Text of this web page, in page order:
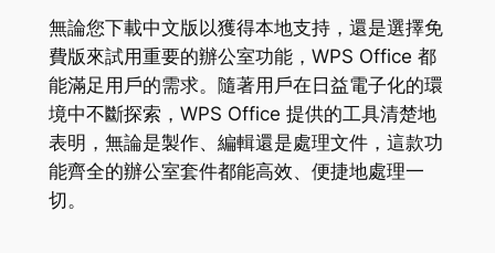
無論您下載中文版以獲得本地支持，還是選擇免
費版來試用重要的辦公室功能，WPS Office 都
能滿足用戶的需求。隨著用戶在日益電子化的環
境中不斷探索，WPS Office 提供的工具清楚地
表明，無論是製作、編輯還是處理文件，這款功
能齊全的辦公室套件都能高效、便捷地處理一
切。